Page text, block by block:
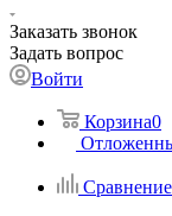
Заказать звонок
Задать вопрос
Войти
Корзина0